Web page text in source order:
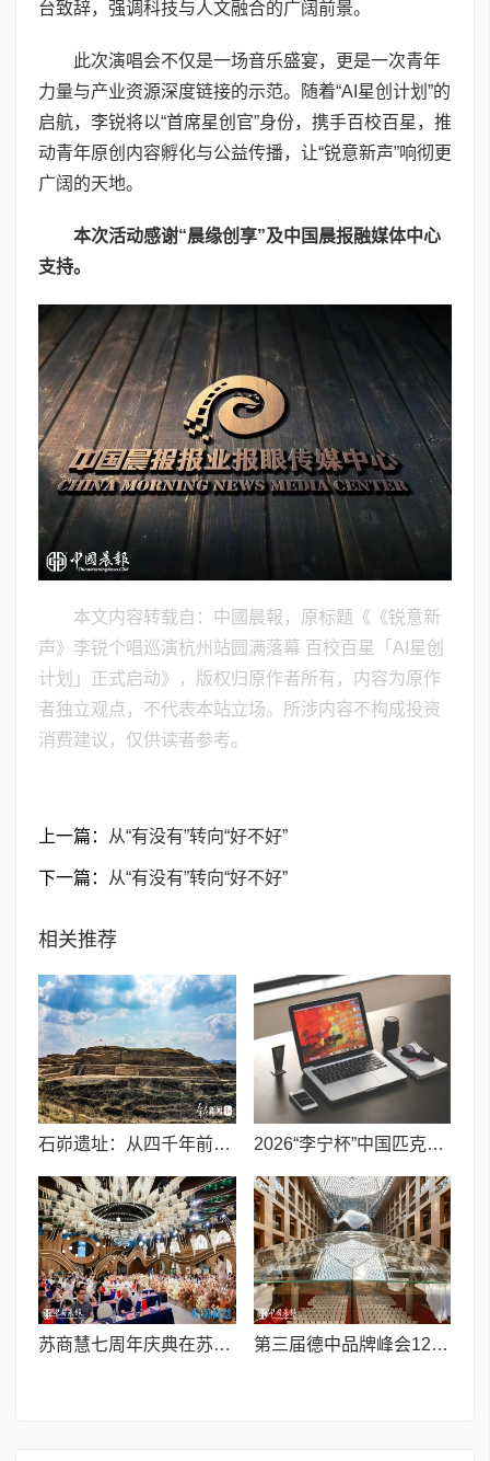
台致辞，强调科技与人文融合的广阔前景。
此次演唱会不仅是一场音乐盛宴，更是一次青年
力量与产业资源深度链接的示范。随着“AI星创计划”的
启航，李锐将以“首席星创官”身份，携手百校百星，推
动青年原创内容孵化与公益传播，让“锐意新声”响彻更
广阔的天地。
本次活动感谢“晨缘创享”及中国晨报融媒体中心
支持。
本文内容转载自：中國晨報，原标题《《锐意新
声》李锐个唱巡演杭州站圆满落幕 百校百星「AI星创
计划」正式启动》，版权归原作者所有，内容为原作
者独立观点，不代表本站立场。所涉内容不构成投资
消费建议，仅供读者参考。
上一篇： 从“有没有”转向“好不好”
下一篇： 从“有没有”转向“好不好”
相关推荐
石峁遗址：从四千年前中国北方区域政体中心看“何以中国” 2026“李宁杯”中国匹克球巡回赛青少年赛-河南鹤壁站圆满落幕
苏商慧七周年庆典在苏州隆重举行 七大联创共启发展新篇章 第三届德中品牌峰会12月将在柏林举办，聚焦人工智能时代品牌全球化发展